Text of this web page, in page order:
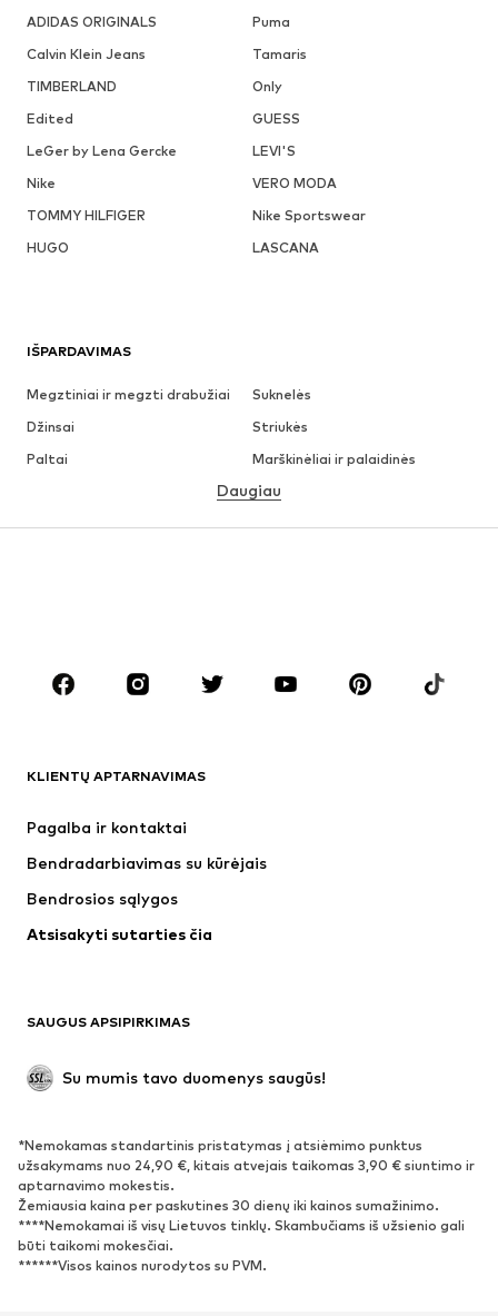
ADIDAS ORIGINALS
Puma
Calvin Klein Jeans
Tamaris
TIMBERLAND
Only
Edited
GUESS
LeGer by Lena Gercke
LEVI'S
Nike
VERO MODA
TOMMY HILFIGER
Nike Sportswear
HUGO
LASCANA
IŠPARDAVIMAS
Megztiniai ir megzti drabužiai
Suknelės
Džinsai
Striukės
Paltai
Marškinėliai ir palaidinės
Apatiniai
Sijonai
Palaidinės ir tunikos
Aksesuarai
Premium
Naujienos
Apatiniai
Paltai
Proginiai
Išskirtiniai
BATAI
Naujienos
Sportbačiai
Aulinukai
Batai su kulniukais
Auliniai batai
Daugiau
KLIENTŲ APTARNAVIMAS
Pagalba ir kontaktai
Bendradarbiavimas su kūrėjais
Bendrosios sąlygos
Atsisakyti sutarties čia
SAUGUS APSIPIRKIMAS
Su mumis tavo duomenys saugūs!
*Nemokamas standartinis pristatymas į atsiėmimo punktus
užsakymams nuo 24,90 €, kitais atvejais taikomas 3,90 € siuntimo ir
aptarnavimo mokestis.
Žemiausia kaina per paskutines 30 dienų iki kainos sumažinimo.
****Nemokamai iš visų Lietuvos tinklų. Skambučiams iš užsienio gali
būti taikomi mokesčiai.
******Visos kainos nurodytos su PVM.